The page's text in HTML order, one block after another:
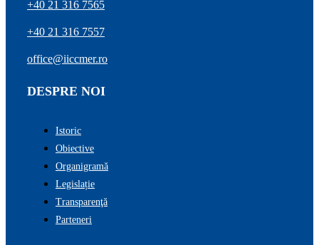
+40 21 316 7565
+40 21 316 7557
office@iiccmer.ro
DESPRE NOI
Istoric
Obiective
Organigramă
Legislație
Transparenţă
Parteneri